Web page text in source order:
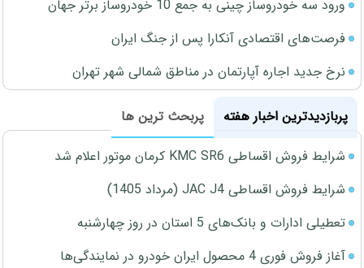
ورود سه خودروساز چینی به جمع 10 خودروساز برتر جهان
فرصت‌های اقتصادی آنکارا پس از جنگ ایران
نرخ جدید اجاره آپارتمان در مناطق شمالی شهر تهران
پربازدیدترین اخبار هفته
پربحث ترین ها
شرایط فروش اقساطی KMC SR6 کرمان موتور اعلام شد
شرایط فروش اقساطی JAC J4 (مرداد 1405)
تعطیلی ادارات و بانک‌های 5 استان در روز چهارشنبه
آغاز فروش فوری 4 محصول ایران خودرو در نمایندگی‌ها